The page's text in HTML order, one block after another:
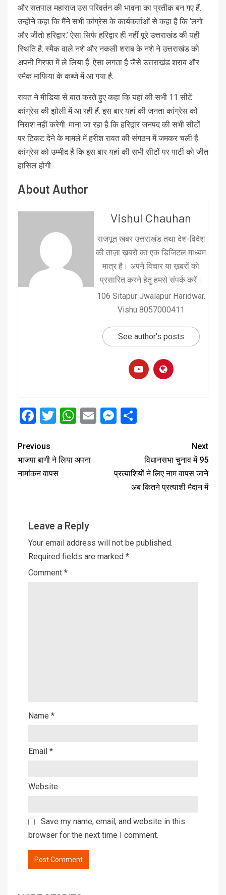
और सतपाल महाराज उस परिवर्तन की भावना का प्रतीक बन गए हैं.
उन्होंने कहा कि मैंने सभी कांग्रेस के कार्यकर्ताओं से कहा है कि ‘लगो
और जीतो हरिद्वार.’ ऐसा सिर्फ हरिद्वार ही नहीं पूरे उत्तराखंड की यही
स्थिति है. स्मैक वाले नशे और नकली शराब के नशे ने उत्तराखंड को
अपनी गिरफ्त में ले लिया है. ऐसा लगता है जैसे उत्तराखंड शराब और
स्मैक माफिया के कब्जे में आ गया है.
रावत ने मीडिया से बात करते हुए कहा कि यहां की सभी 11 सीटें
कांग्रेस की झोली में आ रही हैं. इस बार यहां की जनता कांग्रेस को
निराश नहीं करेगी. माना जा रहा है कि हरिद्वार जनपद की सभी सीटों
पर टिकट देने के मामले में हरीश रावत की संगठन में जमकर चली है.
कांग्रेस को उम्मीद है कि इस बार यहां की सभी सीटों पर पार्टी को जीत
हासिल होगी.
About Author
Vishul Chauhan
राजपूत खबर उत्तराखंड तथा देश-विदेश
की ताज़ा ख़बरों का एक डिजिटल माध्यम
मात्र है। अपने विचार या ख़बरों को
प्रसारित करने हेतु हमसे संपर्क करें।
106 Sitapur Jwalapur Haridwar.
Vishu 8057000411
See author's posts
Facebook
Twitter
WhatsApp
EmailMessenger
Previous
भाजपा बागी ने लिया अपना
नामांकन वापस
Next
विधानसभा चुनाव में 95
प्रत्याशियों ने लिए नाम वापस जाने
अब कितने प्रत्याशी मैदान में
Leave a Reply
Your email address will not be published.
Required fields are marked *
Comment *
Name *
Email *
Website
Save my name, email, and website in this
browser for the next time I comment.